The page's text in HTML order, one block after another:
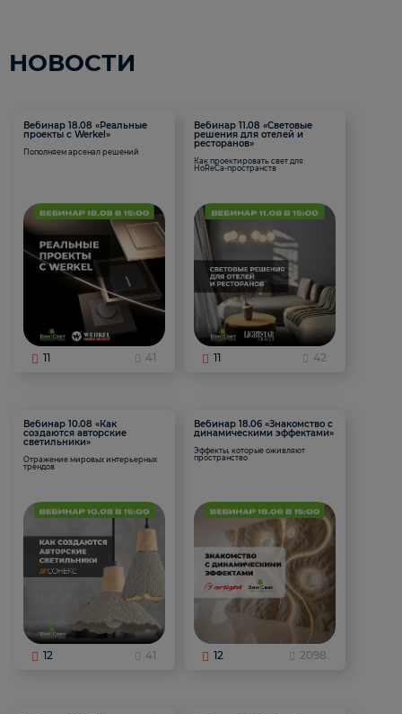
НОВОСТИ
Вебинар 18.08 «Реальные
проекты с Werkel»
Пополняем арсенал решений
11 41
Вебинар 11.08 «Световые
решения для отелей и
ресторанов»
Как проектировать свет для
HoReCa-пространств
11 42
Вебинар 10.08 «Как
создаются авторские
светильники»
Отражение мировых интерьерных
трендов
12 41
Вебинар 18.06 «Знакомство с
динамическими эффектами»
Эффекты, которые оживляют
пространство
12 2098